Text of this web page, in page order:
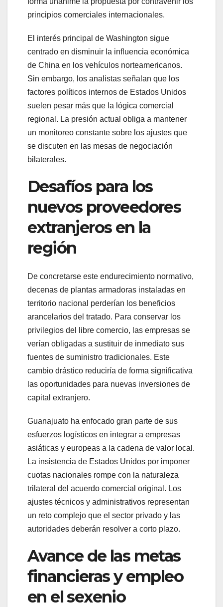
principios comerciales internacionales.
El interés principal de Washington sigue
centrado en disminuir la influencia económica
de China en los vehículos norteamericanos.
Sin embargo, los analistas señalan que los
factores políticos internos de Estados Unidos
suelen pesar más que la lógica comercial
regional. La presión actual obliga a mantener
un monitoreo constante sobre los ajustes que
se discuten en las mesas de negociación
bilaterales.
Desafíos para los
nuevos proveedores
extranjeros en la
región
De concretarse este endurecimiento normativo,
decenas de plantas armadoras instaladas en
territorio nacional perderían los beneficios
arancelarios del tratado. Para conservar los
privilegios del libre comercio, las empresas se
verían obligadas a sustituir de inmediato sus
fuentes de suministro tradicionales. Este
cambio drástico reduciría de forma significativa
las oportunidades para nuevas inversiones de
capital extranjero.
Guanajuato ha enfocado gran parte de sus
esfuerzos logísticos en integrar a empresas
asiáticas y europeas a la cadena de valor local.
La insistencia de Estados Unidos por imponer
cuotas nacionales rompe con la naturaleza
trilateral del acuerdo comercial original. Los
ajustes técnicos y administrativos representan
un reto complejo que el sector privado y las
autoridades deberán resolver a corto plazo.
Avance de las metas
financieras y empleo
en el sexenio